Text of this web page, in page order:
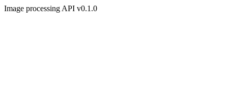
Image processing API v0.1.0